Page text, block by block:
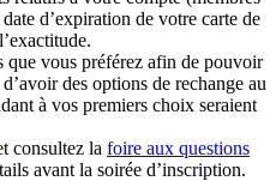
d’expiration de votre carte de
que vous préférez afin de pouvoir
des options de rechange au
à vos premiers choix seraient
consultez la foire aux questions
avant la soirée d’inscription.